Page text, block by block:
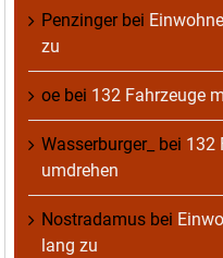
Penzingerbei
zu
oe bei 132 Fahrzeuge
Wasserburger_ bei 132
umdrehen
Nostradamus bei
lang zu